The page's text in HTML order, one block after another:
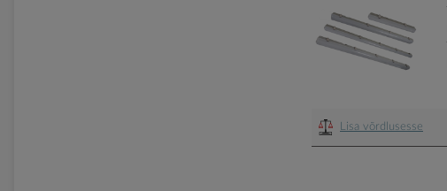
Lisa võrdlusesse